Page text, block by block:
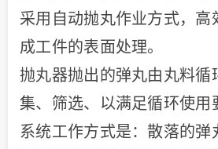
采用自动抛丸作业方式，高
成工件的表面处理。
抛丸器抛出的弹丸由丸料循
集、筛选、以满足循环使用
系统工作方式是：散落的弹